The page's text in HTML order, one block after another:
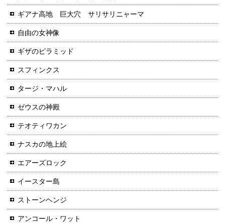
ギアナ高地 巨大穴 サリサリニャーマ
自由の女神像
ギザのピラミッド
スフィンクス
タージ・マハル
ゼウスの神殿
テオティワカン
ナスカの地上絵
エアーズロック
イースター島
ストーンヘンジ
アンコール・ワット